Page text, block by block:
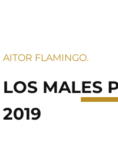
AITOR FLAMINGO.
LOS MALES
2019